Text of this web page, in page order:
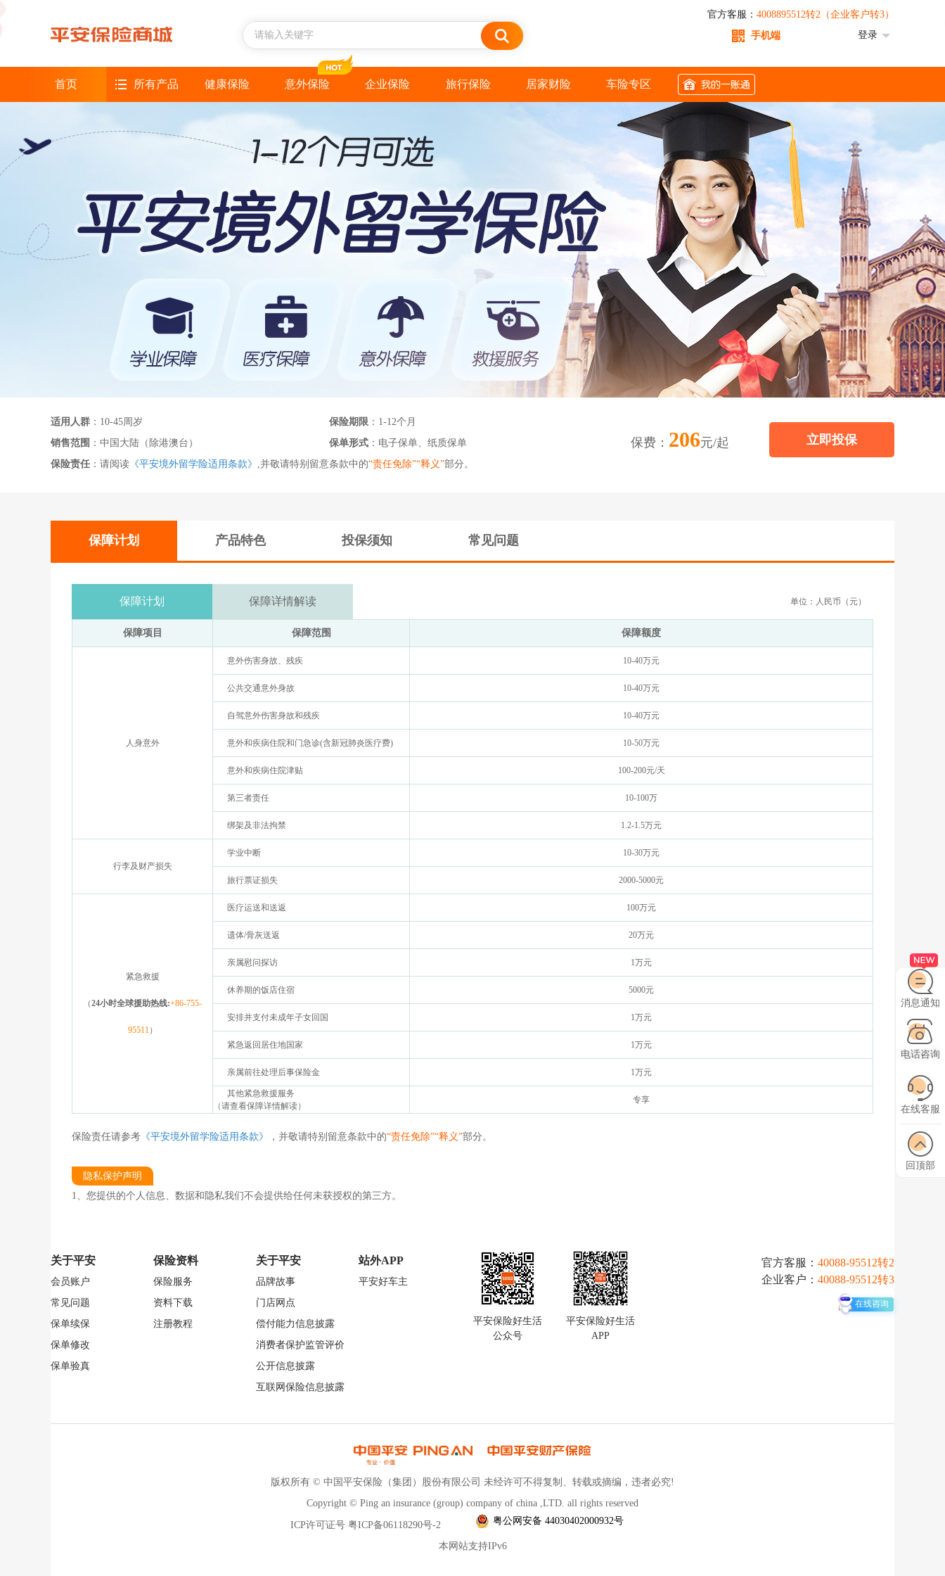
官方客服： 4008895512转2（企业客户转3）
登录
手机端
首页 所有产品 健康保险 意外保险 企业保险 旅行保险 居家财险 车险专区
保费： 206元/起 立即投保
适用人群 ：10-45周岁 保险期限 ：1-12个月
销售范围 ：中国大陆（除港澳台） 保单形式 ：电子保单、纸质保单
保险责任 ：请阅读 《平安境外留学险适用条款》 ,并敬请特别留意条款中的“责任免除”“释义”部分。
保障计划 产品特色 投保须知 常见问题
单位：人民币（元）
保障计划 保障详情解读
保障项目 保障范围 保障额度
人身意外
意外伤害身故、残疾 10-40万元
公共交通意外身故 10-40万元
自驾意外伤害身故和残疾 10-40万元
意外和疾病住院和门急诊(含新冠肺炎医疗费) 10-50万元
意外和疾病住院津贴 100-200元/天
第三者责任 10-100万
绑架及非法拘禁 1.2-1.5万元
行李及财产损失
学业中断 10-30万元
旅行票证损失 2000-5000元
紧急救援
（24小时全球援助热线:+86-755-
95511）
医疗运送和送返 100万元
遗体/骨灰送返 20万元
亲属慰问探访 1万元
休养期的饭店住宿 5000元
安排并支付未成年子女回国 1万元
紧急返回居住地国家 1万元
亲属前往处理后事保险金 1万元
其他紧急救援服务
（请查看保障详情解读）
专享
保险责任请参考 《平安境外留学险适用条款》 ，并敬请特别留意条款中的“责任免除”“释义”部分。
隐私保护声明
1、您提供的个人信息、数据和隐私我们不会提供给任何未获授权的第三方。
关于平安
会员账户
常见问题
保单续保
保单修改
保单验真
保险资料
保险服务
资料下载
注册教程
关于平安
品牌故事
门店网点
偿付能力信息披露
消费者保护监管评价
公开信息披露
互联网保险信息披露
站外APP
平安好车主
平安保险好生活
公众号
平安保险好生活
APP
官方客服： 40088-95512转2
企业客户： 40088-95512转3
在线咨询
版权所有 © 中国平安保险（集团）股份有限公司 未经许可不得复制、转载或摘编，违者必究!
Copyright © Ping an insurance (group) company of china ,LTD. all rights reserved
ICP许可证号 粤ICP备06118290号-2 粤公网安备 44030402000932号
本网站支持IPv6
消息通知
电话咨询
在线客服
回顶部